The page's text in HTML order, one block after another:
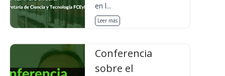
en l...
Leer más
Conferencia
sobre el